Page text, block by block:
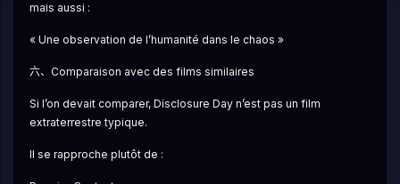
mais aussi :
« Une observation de l’humanité dans le chaos »
六、Comparaison avec des films similaires
Si l’on devait comparer, Disclosure Day n’est pas un film
extraterrestre typique.
Il se rapproche plutôt de :